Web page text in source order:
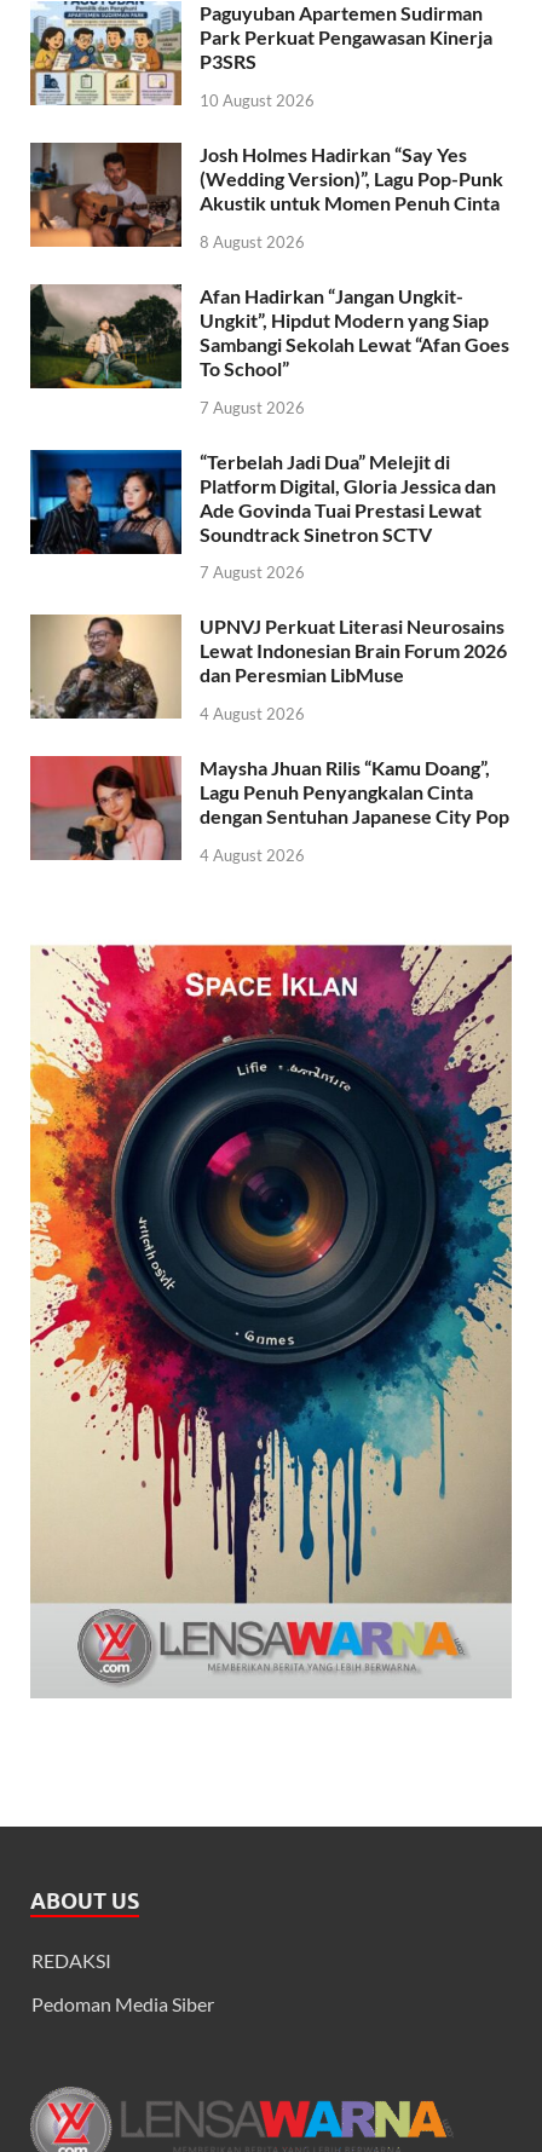
Paguyuban Apartemen Sudirman
Park Perkuat Pengawasan Kinerja
P3SRS
10 August 2026
Josh Holmes Hadirkan “Say Yes
(Wedding Version)”, Lagu Pop-Punk
Akustik untuk Momen Penuh Cinta
8 August 2026
Afan Hadirkan “Jangan Ungkit-
Ungkit”, Hipdut Modern yang Siap
Sambangi Sekolah Lewat “Afan Goes
To School”
7 August 2026
“Terbelah Jadi Dua” Melejit di
Platform Digital, Gloria Jessica dan
Ade Govinda Tuai Prestasi Lewat
Soundtrack Sinetron SCTV
7 August 2026
UPNVJ Perkuat Literasi Neurosains
Lewat Indonesian Brain Forum 2026
dan Peresmian LibMuse
4 August 2026
Maysha Jhuan Rilis “Kamu Doang”,
Lagu Penuh Penyangkalan Cinta
dengan Sentuhan Japanese City Pop
4 August 2026
ABOUT US
REDAKSI
Pedoman Media Siber